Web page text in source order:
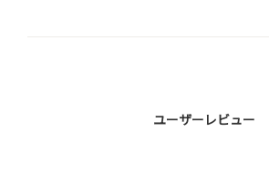
ユーザーレビュー